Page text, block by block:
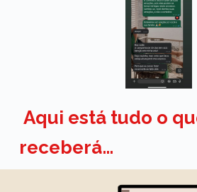
Aqui está tudo o
receberá…